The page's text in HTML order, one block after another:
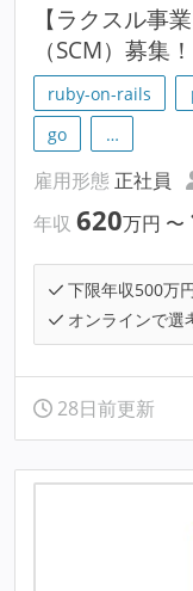
【ラクスル事
（SCM）募集！
ruby-on-rails
go
…
雇用形態 正社員
年収 620万円 〜
下限年収500万
オンラインで選
28日前更新